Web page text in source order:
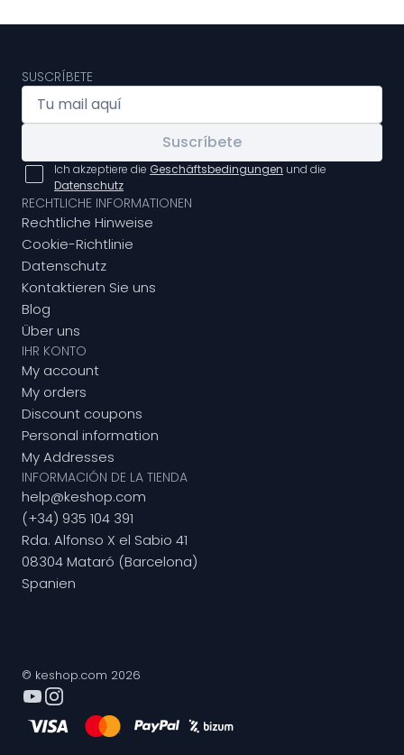
SUSCRÍBETE
Suscríbete
Ich akzeptiere die Geschäftsbedingungen und die
Datenschutz
RECHTLICHE INFORMATIONEN
Rechtliche Hinweise
Cookie-Richtlinie
Datenschutz
Kontaktieren Sie uns
Blog
Über uns
IHR KONTO
My account
My orders
Discount coupons
Personal information
My Addresses
INFORMACIÓN DE LA TIENDA
help@keshop.com
(+34) 935 104 391
Rda. Alfonso X el Sabio 41
08304 Mataró (Barcelona)
Spanien
© keshop.com 2026